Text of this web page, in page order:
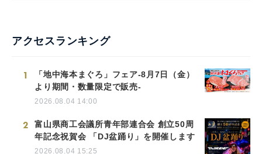
アクセスランキング
1
「地中海本まぐろ」フェア-8月7日（金）
より期間・数量限定で販売-
2026.08.04 14:00
2
富山県商工会議所青年部連合会 創立50周
年記念祝賀会 「DJ盆踊り」を開催します
2026.08.04 15:25